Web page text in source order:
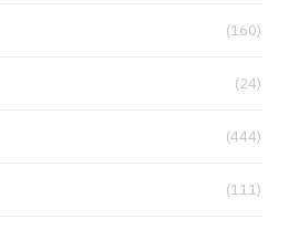
(160)
(24)
(444)
(111)